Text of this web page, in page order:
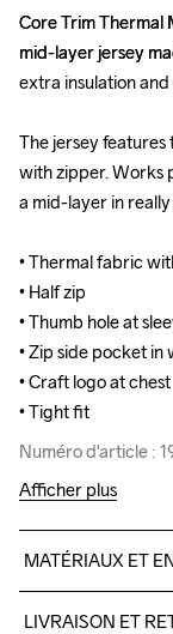
Core Trim Thermal
mid-layer jersey
extra insulation
The jersey features
with zipper. Works
a mid-layer in
• Thermal fabric
• Half zip
• Thumb hole at
• Zip side pocket in
• Craft logo at chest
• Tight fit
Numéro d'article :
Core Trim Thermal
mid-layer jersey
extra insulation
The jersey features
with zipper. Works
a mid-layer in
• Thermal fabric
• Half zip
• Thumb hole at
• Zip side pocket in
• Craft logo at chest
• Tight fit
Numéro d'article :
Afficher plus
MATÉRIAUX ET
LIVRAISON ET